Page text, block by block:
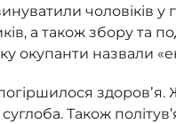
чоловіків
а також збору
окупанти назвали
суглоба. Також